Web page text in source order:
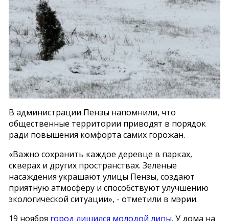
В администрации Пензы напомнили, что
общественные территории приводят в порядок
ради повышения комфорта самих горожан.
«Важно сохранить каждое деревце в парках,
скверах и других пространствах. Зеленые
насаждения украшают улицы Пензы, создают
приятную атмосферу и способствуют улучшению
экологической ситуации», - отметили в мэрии.
19 ноября город лишился молодой липы. У дома на